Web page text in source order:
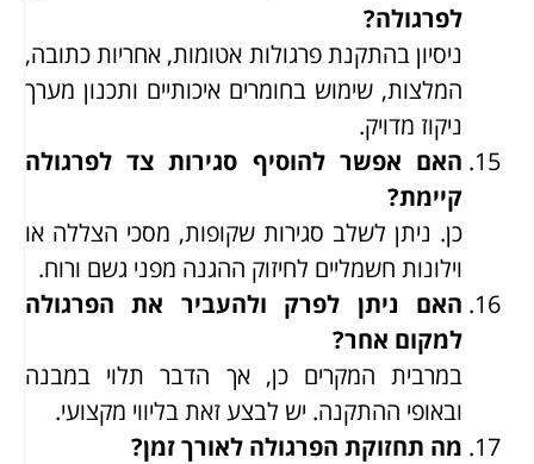
לפרגולה?
ניסיון בהתקנת פרגולות אטומות, אחריות כתובה,
המלצות, שימוש בחומרים איכותיים ותכנון מערך
ניקוז מדויק.
האם אפשר להוסיף סגירות צד לפרגולה
קיימת?
כן. ניתן לשלב סגירות שקופות, מסכי הצללה או
וילונות חשמליים לחיזוק ההגנה מפני גשם ורוח.
האם ניתן לפרק ולהעביר את הפרגולה
למקום אחר?
במרבית המקרים כן, אך הדבר תלוי במבנה
ובאופי ההתקנה. יש לבצע זאת בליווי מקצועי.
מה תחזוקת הפרגולה לאורך זמן?